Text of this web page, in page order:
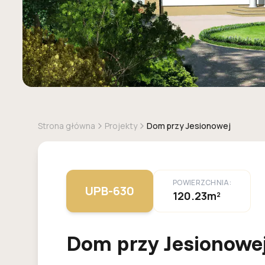
Strona główna Projekty Dom przy Jesionowej
UPB-630
POWIERZCHNIA:
120.23m²
Dom przy